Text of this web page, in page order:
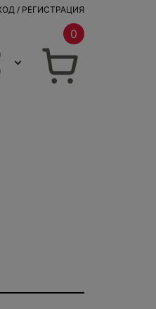
/ РЕГИСТРАЦИЯ
0